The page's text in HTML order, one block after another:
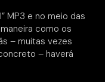
MP3 e no meio das
como os
– muitas vezes
– haverá